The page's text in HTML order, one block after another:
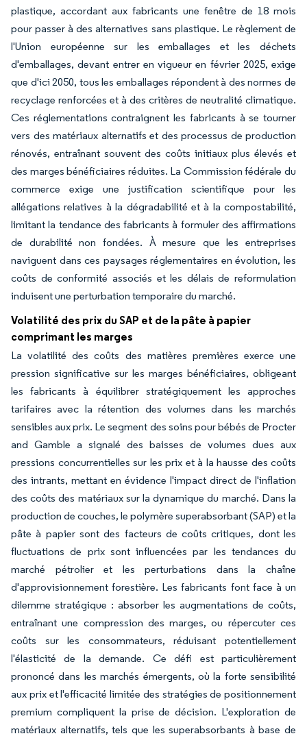
plastique, accordant aux fabricants une fenêtre de 18 mois
pour passer à des alternatives sans plastique. Le règlement de
l'Union européenne sur les emballages et les déchets
d'emballages, devant entrer en vigueur en février 2025, exige
que d'ici 2050, tous les emballages répondent à des normes de
recyclage renforcées et à des critères de neutralité climatique.
Ces réglementations contraignent les fabricants à se tourner
vers des matériaux alternatifs et des processus de production
rénovés, entraînant souvent des coûts initiaux plus élevés et
des marges bénéficiaires réduites. La Commission fédérale du
commerce exige une justification scientifique pour les
allégations relatives à la dégradabilité et à la compostabilité,
limitant la tendance des fabricants à formuler des affirmations
de durabilité non fondées. À mesure que les entreprises
naviguent dans ces paysages réglementaires en évolution, les
coûts de conformité associés et les délais de reformulation
induisent une perturbation temporaire du marché.
Volatilité des prix du SAP et de la pâte à papier
comprimant les marges
La volatilité des coûts des matières premières exerce une
pression significative sur les marges bénéficiaires, obligeant
les fabricants à équilibrer stratégiquement les approches
tarifaires avec la rétention des volumes dans les marchés
sensibles aux prix. Le segment des soins pour bébés de Procter
and Gamble a signalé des baisses de volumes dues aux
pressions concurrentielles sur les prix et à la hausse des coûts
des intrants, mettant en évidence l'impact direct de l'inflation
des coûts des matériaux sur la dynamique du marché. Dans la
production de couches, le polymère superabsorbant (SAP) et la
pâte à papier sont des facteurs de coûts critiques, dont les
fluctuations de prix sont influencées par les tendances du
marché pétrolier et les perturbations dans la chaîne
d'approvisionnement forestière. Les fabricants font face à un
dilemme stratégique : absorber les augmentations de coûts,
entraînant une compression des marges, ou répercuter ces
coûts sur les consommateurs, réduisant potentiellement
l'élasticité de la demande. Ce défi est particulièrement
prononcé dans les marchés émergents, où la forte sensibilité
aux prix et l'efficacité limitée des stratégies de positionnement
premium compliquent la prise de décision. L'exploration de
matériaux alternatifs, tels que les superabsorbants à base de